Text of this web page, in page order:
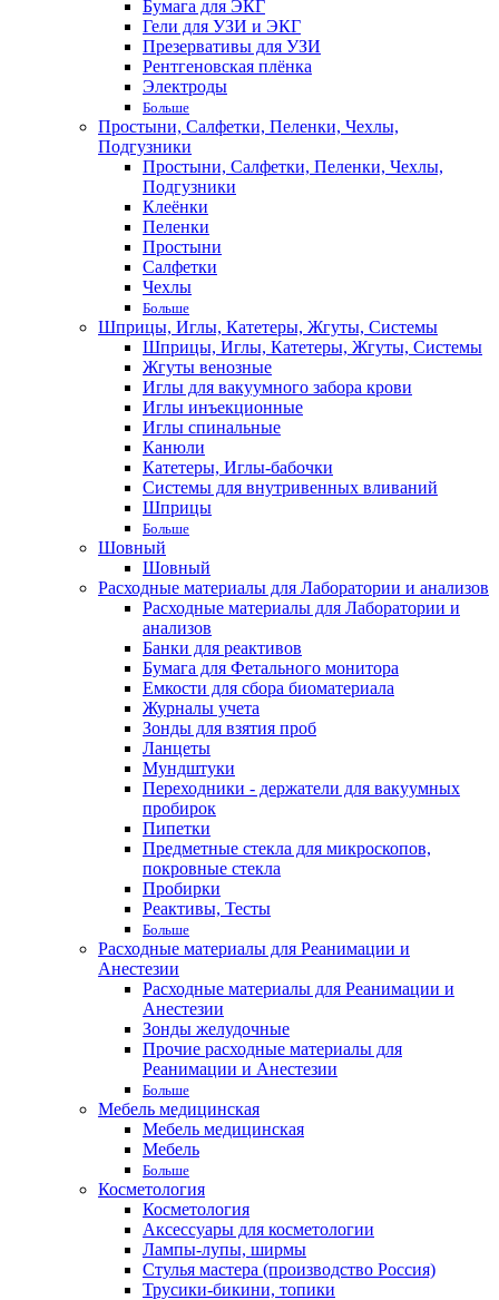
Бумага для ЭКГ
Гели для УЗИ и ЭКГ
Презервативы для УЗИ
Рентгеновская плёнка
Электроды
Больше
Простыни, Салфетки, Пеленки, Чехлы,
Подгузники
Простыни, Салфетки, Пеленки, Чехлы,
Подгузники
Клеёнки
Пеленки
Простыни
Салфетки
Чехлы
Больше
Шприцы, Иглы, Катетеры, Жгуты, Системы
Шприцы, Иглы, Катетеры, Жгуты, Системы
Жгуты венозные
Иглы для вакуумного забора крови
Иглы инъекционные
Иглы спинальные
Канюли
Катетеры, Иглы-бабочки
Системы для внутривенных вливаний
Шприцы
Больше
Шовный
Шовный
Расходные материалы для Лаборатории и анализов
Расходные материалы для Лаборатории и
анализов
Банки для реактивов
Бумага для Фетального монитора
Емкости для сбора биоматериала
Журналы учета
Зонды для взятия проб
Ланцеты
Мундштуки
Переходники - держатели для вакуумных
пробирок
Пипетки
Предметные стекла для микроскопов,
покровные стекла
Пробирки
Реактивы, Тесты
Больше
Расходные материалы для Реанимации и
Анестезии
Расходные материалы для Реанимации и
Анестезии
Зонды желудочные
Прочие расходные материалы для
Реанимации и Анестезии
Больше
Мебель медицинская
Мебель медицинская
Мебель
Больше
Косметология
Косметология
Аксессуары для косметологии
Лампы-лупы, ширмы
Стулья мастера (производство Россия)
Трусики-бикини, топики